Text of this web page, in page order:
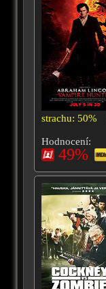
strachu: 50%
Hodnocení:
49%